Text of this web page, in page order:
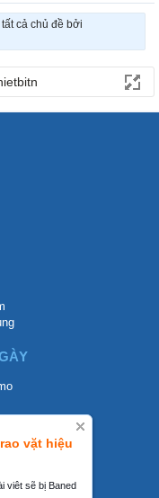
vặt hiệu
viêt sẽ bị Baned
tất cả chủ đề bởi